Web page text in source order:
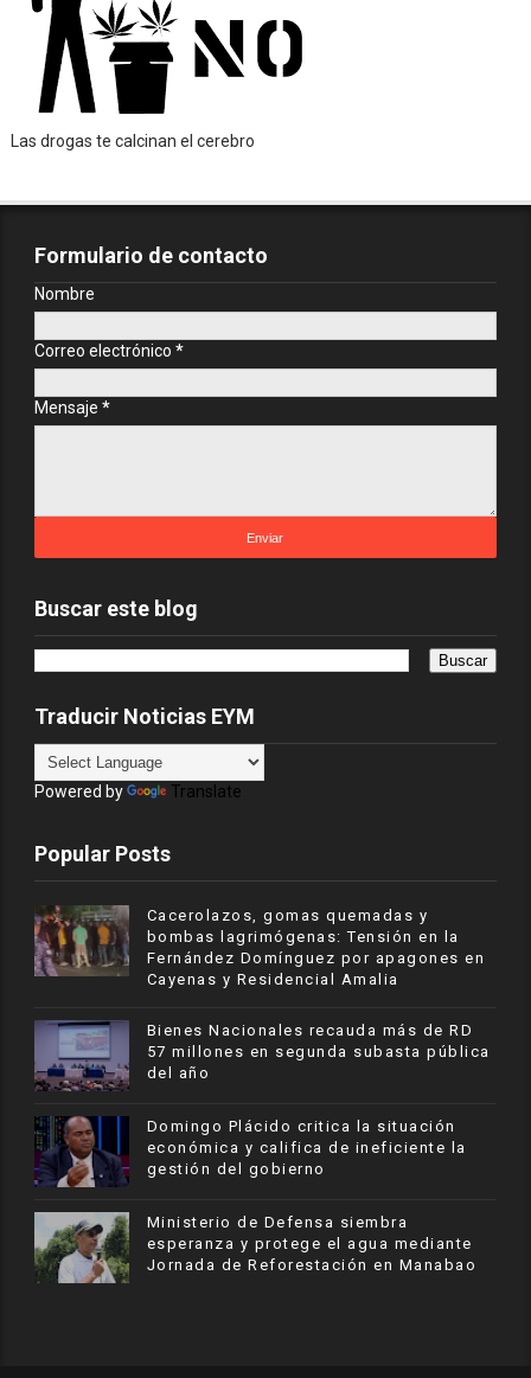
Las drogas te calcinan el cerebro
Formulario de contacto
Nombre
Correo electrónico *
Mensaje *
Buscar este blog
Traducir Noticias EYM
Powered by Translate
Popular Posts
Cacerolazos, gomas quemadas y
bombas lagrimógenas: Tensión en la
Fernández Domínguez por apagones en
Cayenas y Residencial Amalia
Bienes Nacionales recauda más de RD
57 millones en segunda subasta pública
del año
​Domingo Plácido critica la situación
económica y califica de ineficiente la
gestión del gobierno
Ministerio de Defensa siembra
esperanza y protege el agua mediante
Jornada de Reforestación en Manabao